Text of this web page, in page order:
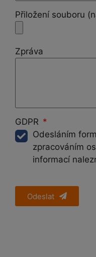
Přiložení souboru
Zpráva
GDPR
Odesláním
zpracováním
informací
Odeslat